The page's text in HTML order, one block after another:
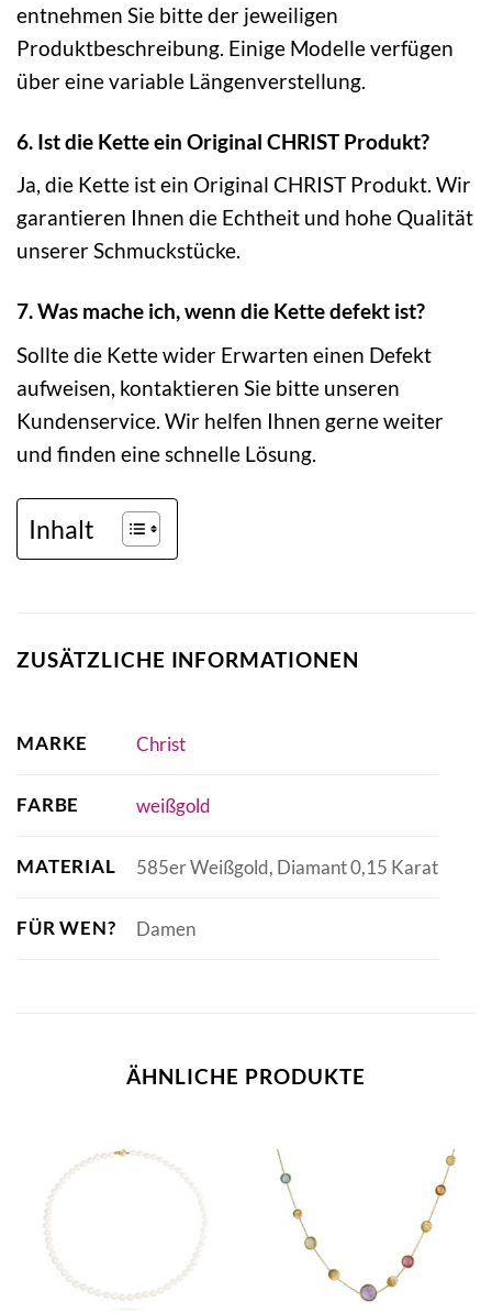
entnehmen Sie bitte der jeweiligen
Produktbeschreibung. Einige Modelle verfügen
über eine variable Längenverstellung.
6. Ist die Kette ein Original CHRIST Produkt?
Ja, die Kette ist ein Original CHRIST Produkt. Wir
garantieren Ihnen die Echtheit und hohe Qualität
unserer Schmuckstücke.
7. Was mache ich, wenn die Kette defekt ist?
Sollte die Kette wider Erwarten einen Defekt
aufweisen, kontaktieren Sie bitte unseren
Kundenservice. Wir helfen Ihnen gerne weiter
und finden eine schnelle Lösung.
Inhalt
ZUSÄTZLICHE INFORMATIONEN
MARKE Christ
FARBE weißgold
MATERIAL 585er Weißgold, Diamant 0,15 Karat
FÜR WEN? Damen
ÄHNLICHE PRODUKTE